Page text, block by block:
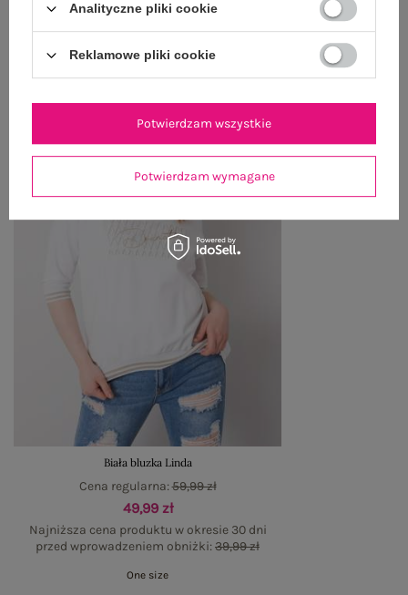
OSTATNIO OGLĄDANE
Zobacz wszystko
Biała bluzka Linda
49,99 zł
Najniższa cena produktu w okresie 30 dni
przed wprowadzeniem obniżki:39,99 zł
Cena regularna:59,99 zł
One size
Analityczne pliki cookie
Reklamowe pliki cookie
Potwierdzam wymagane
Potwierdzam wszystkie